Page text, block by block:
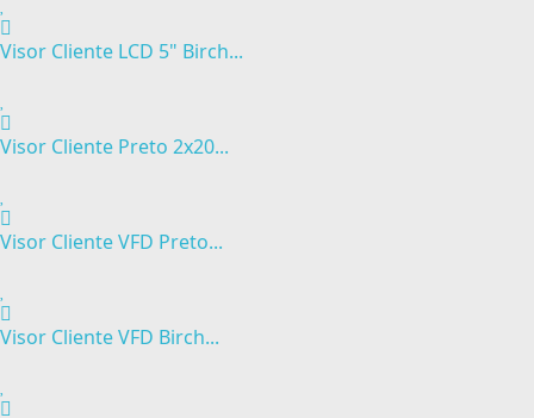
Visor Cliente LCD 5" Birch...
Visor Cliente Preto 2x20...
Visor Cliente VFD Preto...
Visor Cliente VFD Birch...